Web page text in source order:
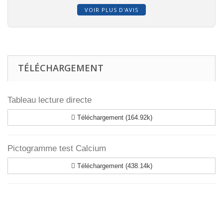
VOIR PLUS D'AVIS
TÉLÉCHARGEMENT
Tableau lecture directe
Téléchargement (164.92k)
Pictogramme test Calcium
Téléchargement (438.14k)